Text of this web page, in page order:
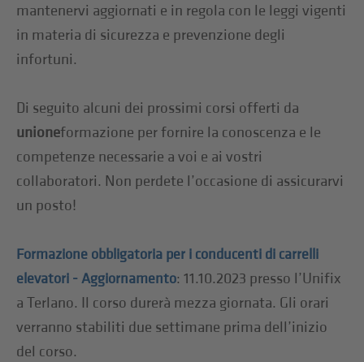
mantenervi aggiornati e in regola con le leggi vigenti
in materia di sicurezza e prevenzione degli
infortuni.
Di seguito alcuni dei prossimi corsi offerti da
unioneformazione per fornire la conoscenza e le
competenze necessarie a voi e ai vostri
collaboratori. Non perdete l’occasione di assicurarvi
un posto!
Formazione obbligatoria per i conducenti di carrelli
elevatori - Aggiornamento: 11.10.2023 presso l’Unifix
a Terlano. Il corso durerà mezza giornata. Gli orari
verranno stabiliti due settimane prima dell’inizio
del corso.